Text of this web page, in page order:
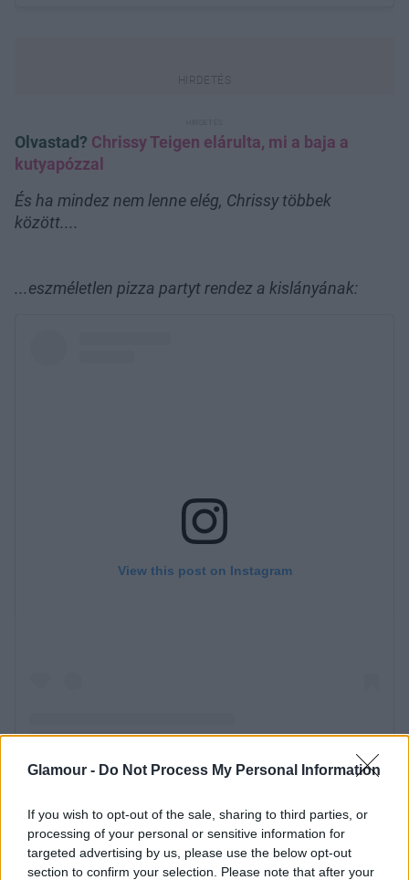
Glamour - Do Not Process My Personal Information
If you wish to opt-out of the sale, sharing to third parties, or
processing of your personal or sensitive information for
targeted advertising by us, please use the below opt-out
section to confirm your selection. Please note that after your
Olvastad? Chrissy Teigen elárulta, mi a baja a
kutyapózzal
És ha mindez nem lenne elég, Chrissy többek
között....
...eszméletlen pizza partyt rendez a kislányának: